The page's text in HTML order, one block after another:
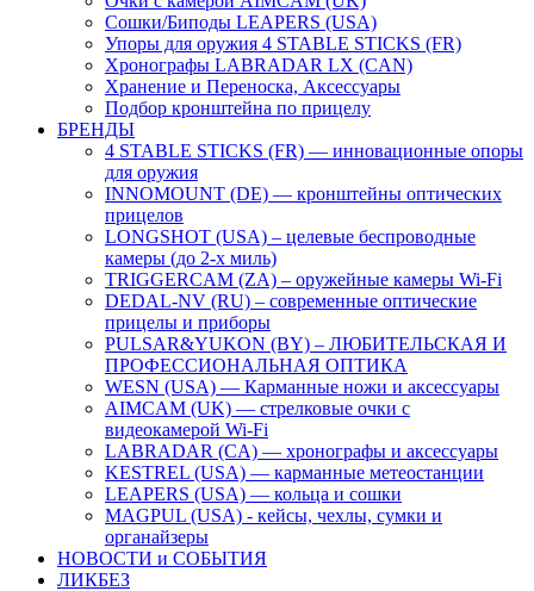
Сошки/Биподы LEAPERS (USA)
Упоры для оружия 4 STABLE STICKS (FR)
Хронографы LABRADAR LX (CAN)
Хранение и Переноска, Аксессуары
Подбор кронштейна по прицелу
БРЕНДЫ
4 STABLE STICKS (FR) — инновационные опоры
для оружия
INNOMOUNT (DE) — кронштейны оптических
прицелов
LONGSHOT (USA) – целевые беспроводные
камеры (до 2-х миль)
TRIGGERCAM (ZA) – оружейные камеры Wi-Fi
DEDAL-NV (RU) – современные оптические
прицелы и приборы
PULSAR&YUKON (BY) – ЛЮБИТЕЛЬСКАЯ И
ПРОФЕССИОНАЛЬНАЯ ОПТИКА
WESN (USA) — Карманные ножи и аксессуары
AIMCAM (UK) — стрелковые очки с
видеокамерой Wi-Fi
LABRADAR (CA) — хронографы и аксессуары
KESTREL (USA) — карманные метеостанции
LEAPERS (USA) — кольца и сошки
MAGPUL (USA) - кейсы, чехлы, сумки и
органайзеры
НОВОСТИ и СОБЫТИЯ
ЛИКБЕЗ